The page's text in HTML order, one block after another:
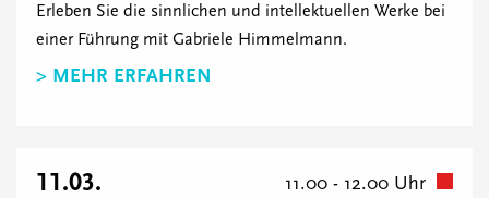
Erleben Sie die sinnlichen und intellektuellen Werke bei
einer Führung mit Gabriele Himmelmann.
> MEHR ERFAHREN
11.03. 11.00 - 12.00 Uhr